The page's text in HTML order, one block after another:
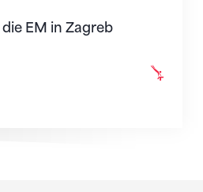
EM in Zagreb